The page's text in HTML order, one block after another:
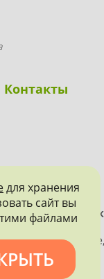
Контакты
на
и
информации.
для хранения
сайт вы
файлами